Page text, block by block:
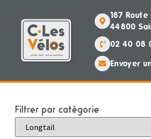
187
44800
02 40 08
Envoyer
Filtrer par catégorie